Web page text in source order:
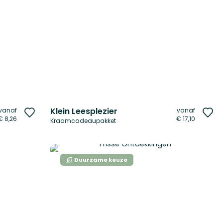
8,26
Voeg
verlanglijst
Klein Leesplezier
Kraamcadeaupakket
vanaf
€ 17,10
Duurzame keuze